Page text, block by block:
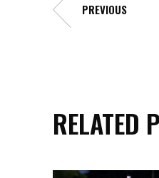
PREVIOUS
RELATED